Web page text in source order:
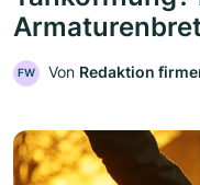
FW Von Redaktion